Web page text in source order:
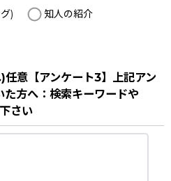
)
知人の紹介
意【アンケート3】上記アン
方へ：検索キーワードや
さい